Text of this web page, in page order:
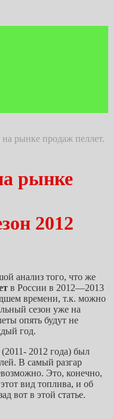
рынке продаж пеллет.
рынке
2012
анализ того, что же
в России в 2012—2013
времени, т.к. можно
сезон уже на
опять будут не
год.
2012 года) был
В самый разгар
Это, конечно,
вид топлива, и об
вот в этой статье.